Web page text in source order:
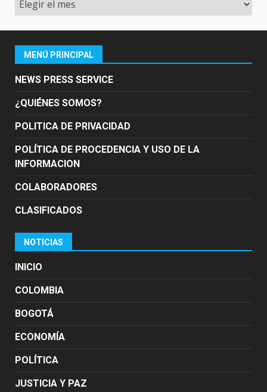
MENÚ PRINCIPAL
NEWS PRESS SERVICE
¿QUIÉNES SOMOS?
POLITICA DE PRIVACIDAD
POLÍTICA DE PROCEDENCIA Y USO DE LA
INFORMACION
COLABORADORES
CLASIFICADOS
NOTICIAS
INICIO
COLOMBIA
BOGOTÁ
ECONOMÍA
POLÍTICA
JUSTICIA Y PAZ